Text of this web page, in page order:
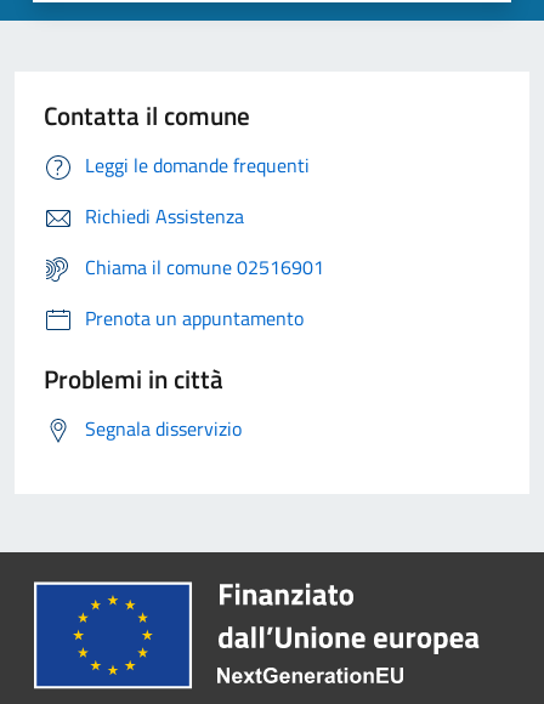
Contatta il comune
Leggi le domande frequenti
Richiedi Assistenza
Chiama il comune 02516901
Prenota un appuntamento
Problemi in città
Segnala disservizio